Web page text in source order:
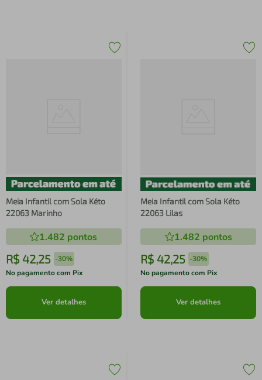
Meia Infantil com Sola Kéto
22063 Marinho
1.482 pontos
R$ 42,25 -30%
No pagamento com Pix
Ver detalhes
Meia Infantil com Sola Kéto
22063 Lilas
1.482 pontos
R$ 42,25 -30%
No pagamento com Pix
Ver detalhes